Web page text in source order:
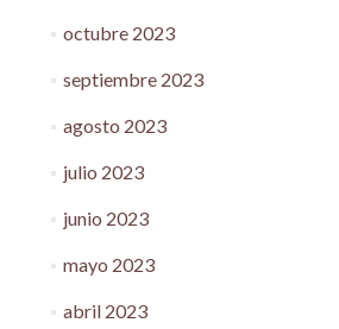
octubre 2023
septiembre 2023
agosto 2023
julio 2023
junio 2023
mayo 2023
abril 2023